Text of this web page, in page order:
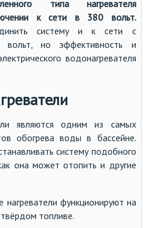
типа нагревателя
к сети в 380 вольт.
систему и к сети с
но эффективность и
водонагревателя
являются одним из самых
обогрева воды в бассейне.
систему подобного
она может отопить и другие
функционируют на
топливе.